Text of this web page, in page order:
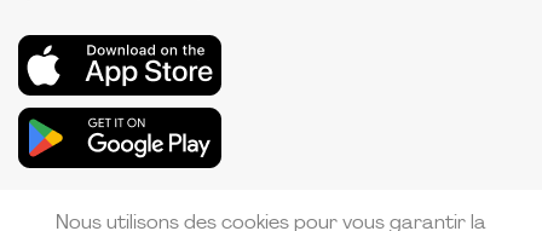
Nous utilisons des cookies pour vous garantir la